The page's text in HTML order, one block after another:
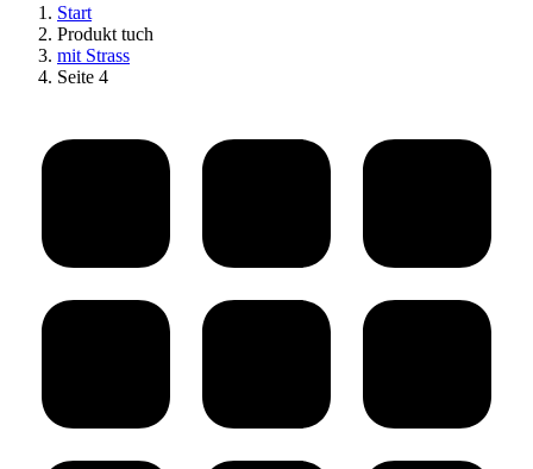
Start
Produkt tuch
mit Strass
Seite 4